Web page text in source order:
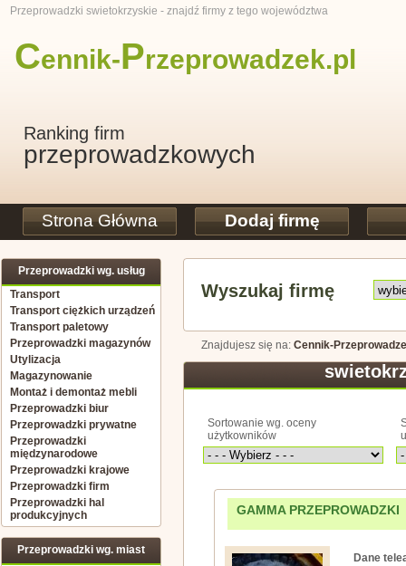
Przeprowadzki swietokrzyskie - znajdź firmy z tego województwa
Cennik-Przeprowadzek.pl
Ranking firm
przeprowadzkowych
Strona Główna Dodaj firmę
Przeprowadzki wg. usług
Transport
Transport ciężkich urządzeń
Transport paletowy
Przeprowadzki magazynów
Utylizacja
Magazynowanie
Montaż i demontaż mebli
Przeprowadzki biur
Przeprowadzki prywatne
Przeprowadzki
międzynarodowe
Przeprowadzki krajowe
Przeprowadzki firm
Przeprowadzki hal
produkcyjnych
Przeprowadzki wg. miast
Wyszukaj firmę
Znajdujesz się na: Cennik-
Sortowanie wg. oceny
użytkowników
GAMMA PRZEPROWADZKI
Dane